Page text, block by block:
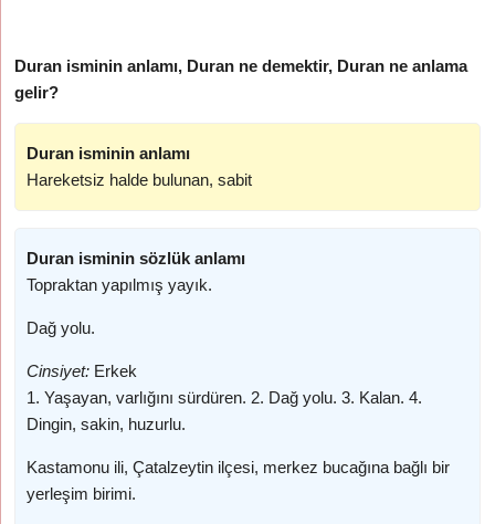
Duran isminin anlamı, Duran ne demektir, Duran ne anlama
gelir?
Duran isminin anlamı
Hareketsiz halde bulunan, sabit
Duran isminin sözlük anlamı
Topraktan yapılmış yayık.
Dağ yolu.
Cinsiyet: Erkek
1. Yaşayan, varlığını sürdüren. 2. Dağ yolu. 3. Kalan. 4.
Dingin, sakin, huzurlu.
Kastamonu ili, Çatalzeytin ilçesi, merkez bucağına bağlı bir
yerleşim birimi.